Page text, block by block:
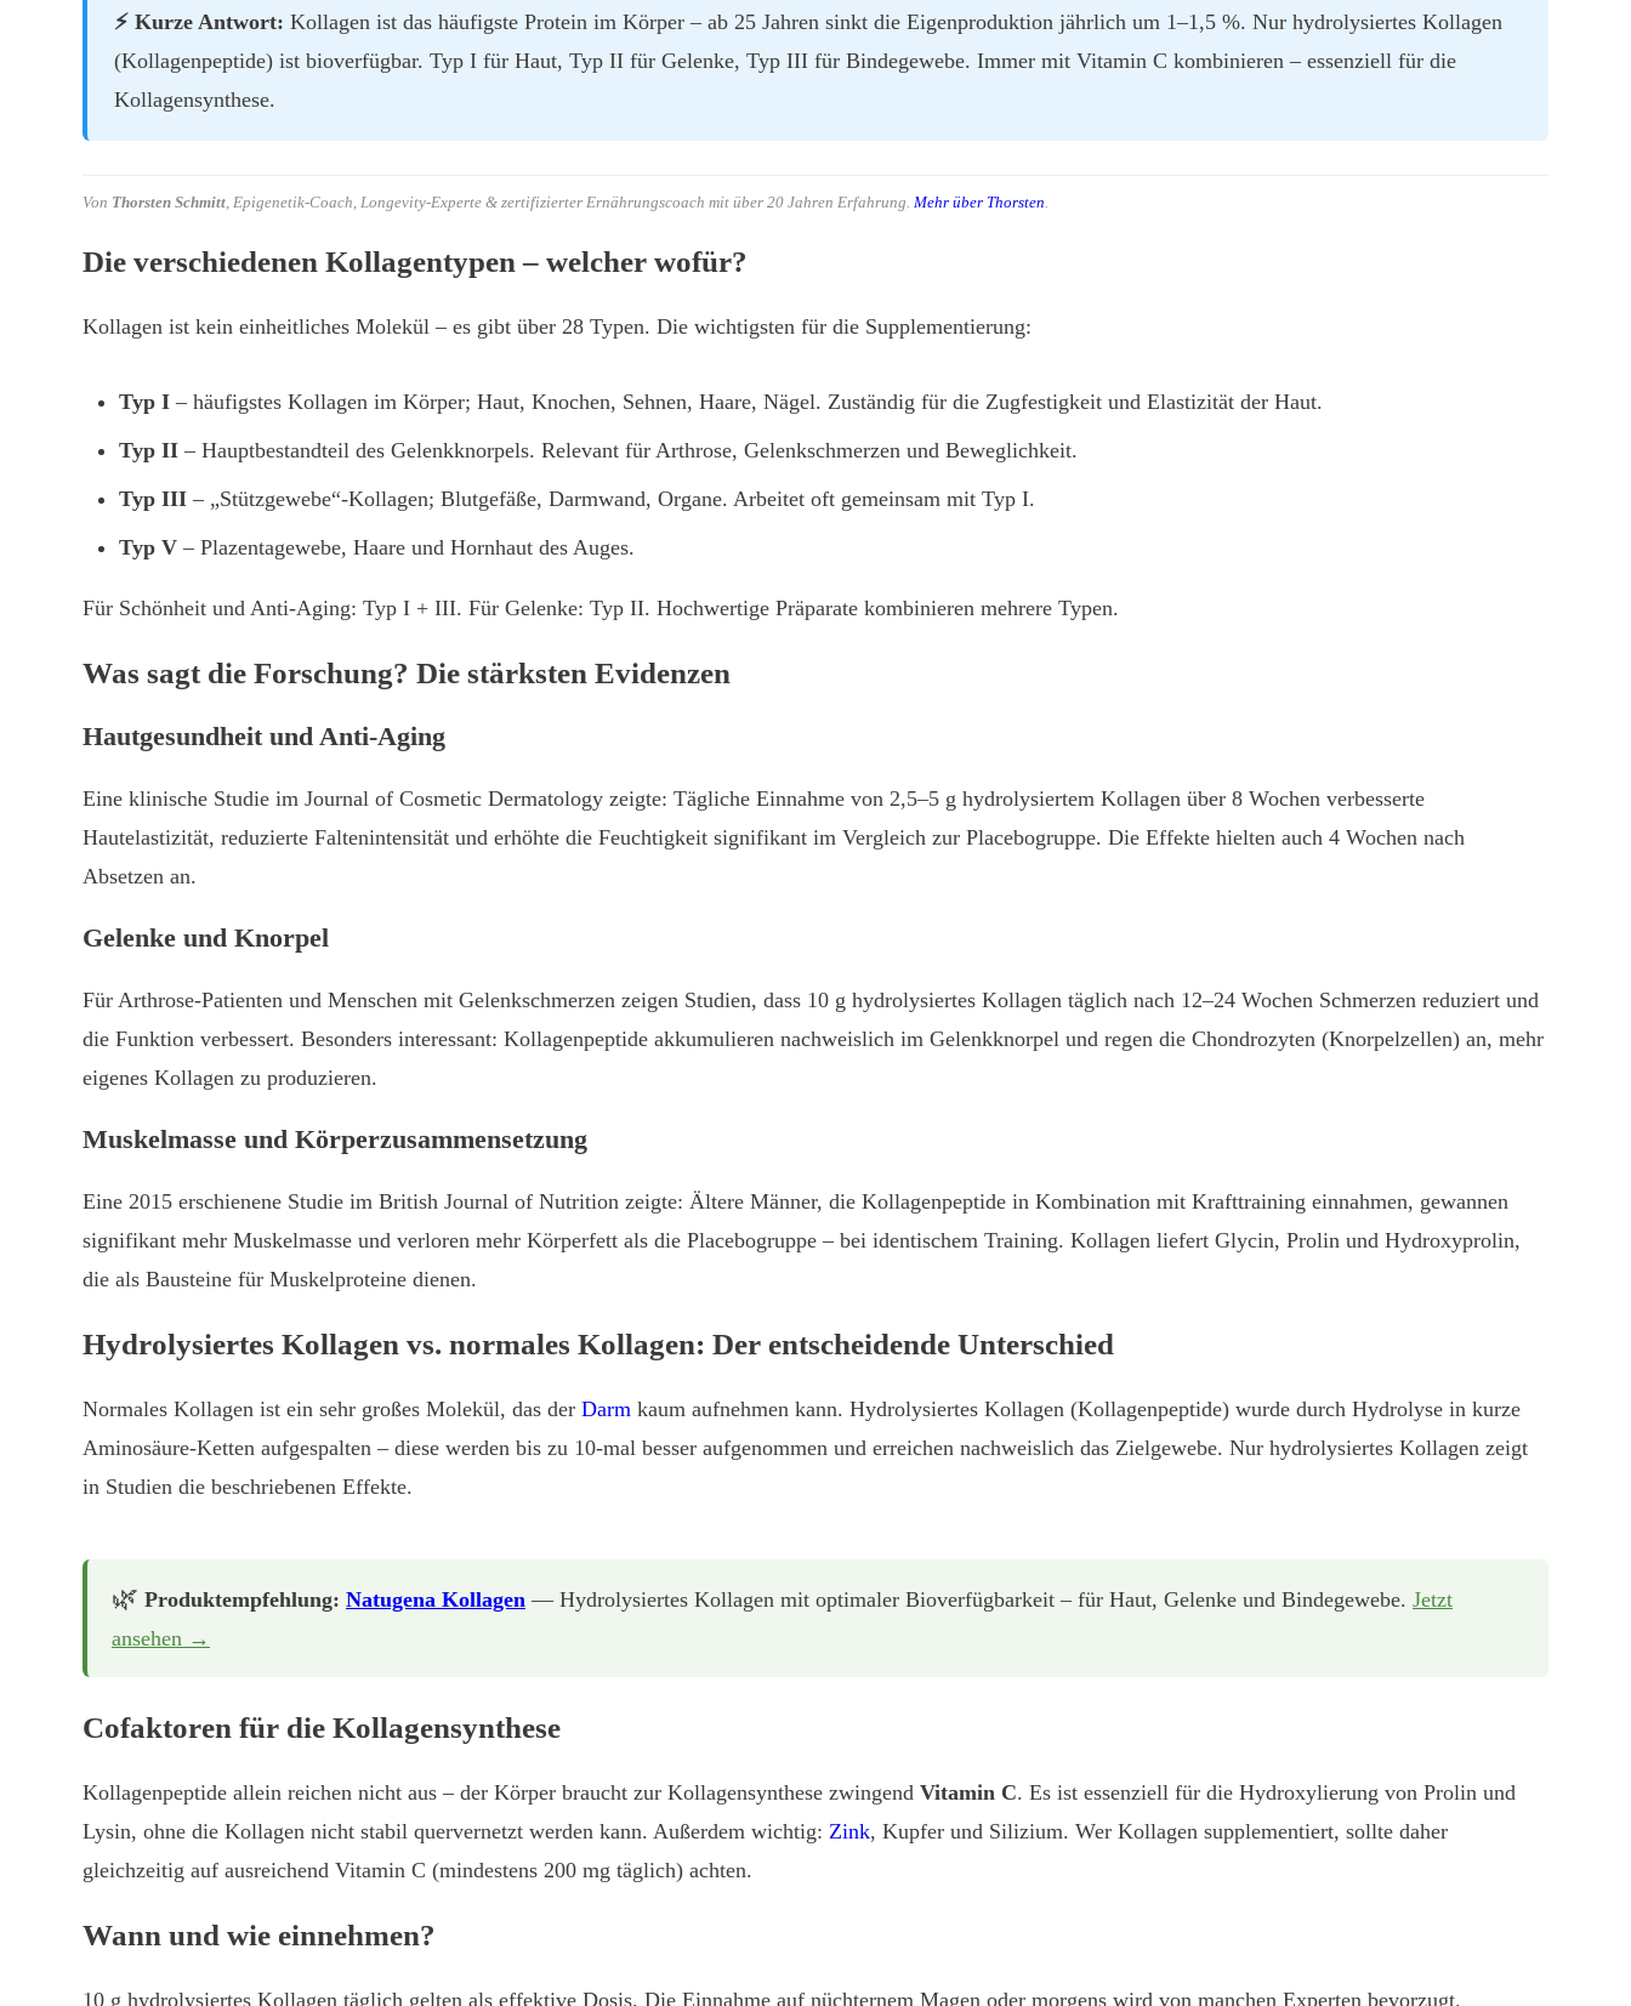
⚡ Kurze Antwort: Kollagen ist das häufigste Protein im Körper – ab 25 Jahren sinkt die Eigenproduktion jährlich um 1–1,5 %. Nur hydrolysiertes Kollagen
(Kollagenpeptide) ist bioverfügbar. Typ I für Haut, Typ II für Gelenke, Typ III für Bindegewebe. Immer mit Vitamin C kombinieren – essenziell für die
Kollagensynthese.
Von Thorsten Schmitt, Epigenetik-Coach, Longevity-Experte & zertifizierter Ernährungscoach mit über 20 Jahren Erfahrung. Mehr über Thorsten.
Die verschiedenen Kollagentypen – welcher wofür?
Kollagen ist kein einheitliches Molekül – es gibt über 28 Typen. Die wichtigsten für die Supplementierung:
Typ I – häufigstes Kollagen im Körper; Haut, Knochen, Sehnen, Haare, Nägel. Zuständig für die Zugfestigkeit und Elastizität der Haut.
Typ II – Hauptbestandteil des Gelenkknorpels. Relevant für Arthrose, Gelenkschmerzen und Beweglichkeit.
Typ III – „Stützgewebe“-Kollagen; Blutgefäße, Darmwand, Organe. Arbeitet oft gemeinsam mit Typ I.
Typ V – Plazentagewebe, Haare und Hornhaut des Auges.
Für Schönheit und Anti-Aging: Typ I + III. Für Gelenke: Typ II. Hochwertige Präparate kombinieren mehrere Typen.
Was sagt die Forschung? Die stärksten Evidenzen
Hautgesundheit und Anti-Aging
Eine klinische Studie im Journal of Cosmetic Dermatology zeigte: Tägliche Einnahme von 2,5–5 g hydrolysiertem Kollagen über 8 Wochen verbesserte
Hautelastizität, reduzierte Faltenintensität und erhöhte die Feuchtigkeit signifikant im Vergleich zur Placebogruppe. Die Effekte hielten auch 4 Wochen nach
Absetzen an.
Gelenke und Knorpel
Für Arthrose-Patienten und Menschen mit Gelenkschmerzen zeigen Studien, dass 10 g hydrolysiertes Kollagen täglich nach 12–24 Wochen Schmerzen reduziert und
die Funktion verbessert. Besonders interessant: Kollagenpeptide akkumulieren nachweislich im Gelenkknorpel und regen die Chondrozyten (Knorpelzellen) an, mehr
eigenes Kollagen zu produzieren.
Muskelmasse und Körperzusammensetzung
Eine 2015 erschienene Studie im British Journal of Nutrition zeigte: Ältere Männer, die Kollagenpeptide in Kombination mit Krafttraining einnahmen, gewannen
signifikant mehr Muskelmasse und verloren mehr Körperfett als die Placebogruppe – bei identischem Training. Kollagen liefert Glycin, Prolin und Hydroxyprolin,
die als Bausteine für Muskelproteine dienen.
Hydrolysiertes Kollagen vs. normales Kollagen: Der entscheidende Unterschied
Normales Kollagen ist ein sehr großes Molekül, das der Darm kaum aufnehmen kann. Hydrolysiertes Kollagen (Kollagenpeptide) wurde durch Hydrolyse in kurze
Aminosäure-Ketten aufgespalten – diese werden bis zu 10-mal besser aufgenommen und erreichen nachweislich das Zielgewebe. Nur hydrolysiertes Kollagen zeigt
in Studien die beschriebenen Effekte.
🌿 Produktempfehlung: Natugena Kollagen — Hydrolysiertes Kollagen mit optimaler Bioverfügbarkeit – für Haut, Gelenke und Bindegewebe. Jetzt
ansehen →
Cofaktoren für die Kollagensynthese
Kollagenpeptide allein reichen nicht aus – der Körper braucht zur Kollagensynthese zwingend Vitamin C. Es ist essenziell für die Hydroxylierung von Prolin und
Lysin, ohne die Kollagen nicht stabil quervernetzt werden kann. Außerdem wichtig: Zink, Kupfer und Silizium. Wer Kollagen supplementiert, sollte daher
gleichzeitig auf ausreichend Vitamin C (mindestens 200 mg täglich) achten.
Wann und wie einnehmen?
10 g hydrolysiertes Kollagen täglich gelten als effektive Dosis. Die Einnahme auf nüchternem Magen oder morgens wird von manchen Experten bevorzugt.